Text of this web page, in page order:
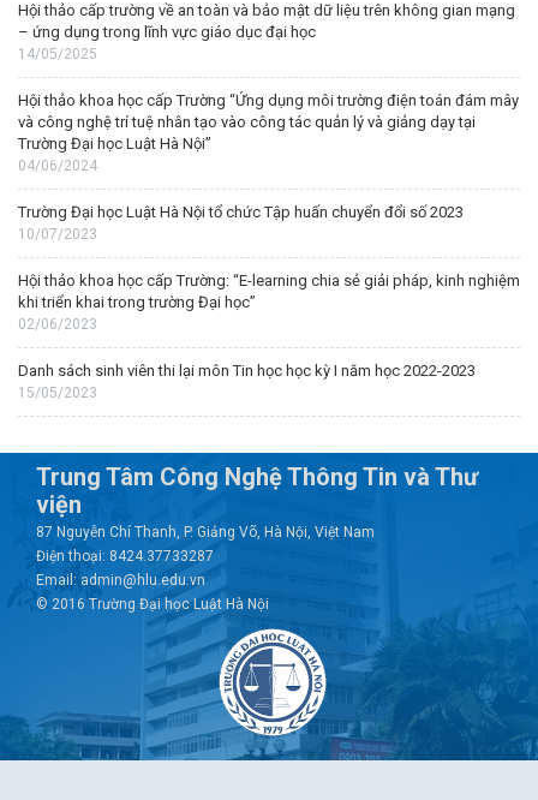
Hội thảo cấp trường về an toàn và bảo mật dữ liệu trên không gian mạng
– ứng dụng trong lĩnh vực giáo dục đại học
14/05/2025
Hội thảo khoa học cấp Trường “Ứng dụng môi trường điện toán đám mây
và công nghệ trí tuệ nhân tạo vào công tác quản lý và giảng dạy tại
Trường Đại học Luật Hà Nội”
04/06/2024
Trường Đại học Luật Hà Nội tổ chức Tập huấn chuyển đổi số 2023
10/07/2023
Hội thảo khoa học cấp Trường: “E-learning chia sẻ giải pháp, kinh nghiệm
khi triển khai trong trường Đại học”
02/06/2023
Danh sách sinh viên thi lại môn Tin học học kỳ I năm học 2022-2023
15/05/2023
Trung Tâm Công Nghệ Thông Tin và Thư
viện
87 Nguyễn Chí Thanh, P. Giảng Võ, Hà Nội, Việt Nam
Điện thoại: 8424.37733287
Email: admin@hlu.edu.vn
© 2016 Trường Đại học Luật Hà Nội